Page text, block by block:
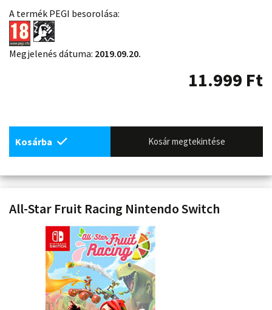
A termék PEGI besorolása:
Megjelenés dátuma: 2019.09.20.
11.999 Ft
Kosárba Kosár megtekintése
All-Star Fruit Racing Nintendo Switch